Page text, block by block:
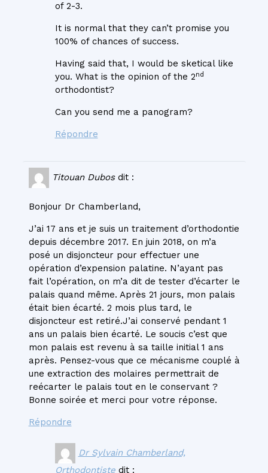
of 2-3.
It is normal that they can’t promise you
100% of chances of success.
Having said that, I would be sketical like
you. What is the opinion of the 2nd
orthodontist?
Can you send me a panogram?
Répondre
Titouan Dubos dit :
Bonjour Dr Chamberland,
J’ai 17 ans et je suis un traitement d’orthodontie
depuis décembre 2017. En juin 2018, on m’a
posé un disjoncteur pour effectuer une
opération d’expension palatine. N’ayant pas
fait l’opération, on m’a dit de tester d’écarter le
palais quand même. Après 21 jours, mon palais
était bien écarté. 2 mois plus tard, le
disjoncteur est retiré.J’ai conservé pendant 1
ans un palais bien écarté. Le soucis c’est que
mon palais est revenu à sa taille initial 1 ans
après. Pensez-vous que ce mécanisme couplé à
une extraction des molaires permettrait de
reécarter le palais tout en le conservant ?
Bonne soirée et merci pour votre réponse.
Répondre
Dr Sylvain Chamberland,
Orthodontiste dit :